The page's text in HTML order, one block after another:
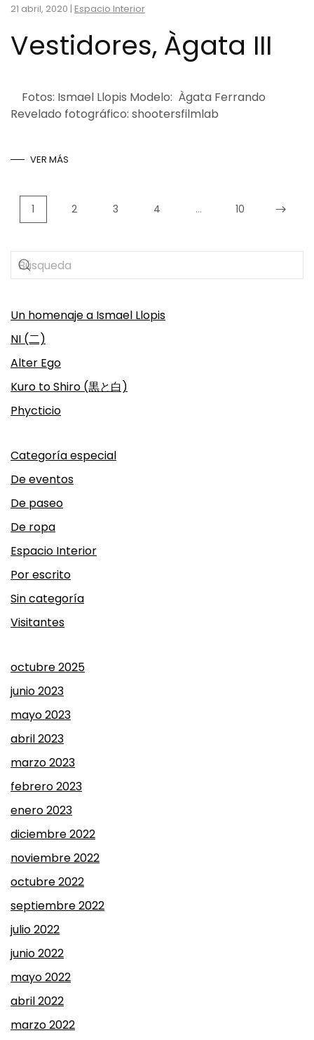
21 abril, 2020 | Espacio Interior
Vestidores, Àgata III
Fotos: Ismael Llopis Modelo: Àgata Ferrando
Revelado fotográfico: shootersfilmlab
VER MÁS
1 2 3 4 … 10
Un homenaje a Ismael Llopis
NI (二)
Alter Ego
Kuro to Shiro (黒と白)
Phycticio
Categoría especial
De eventos
De paseo
De ropa
Espacio Interior
Por escrito
Sin categoría
Visitantes
octubre 2025
junio 2023
mayo 2023
abril 2023
marzo 2023
febrero 2023
enero 2023
diciembre 2022
noviembre 2022
octubre 2022
septiembre 2022
julio 2022
junio 2022
mayo 2022
abril 2022
marzo 2022